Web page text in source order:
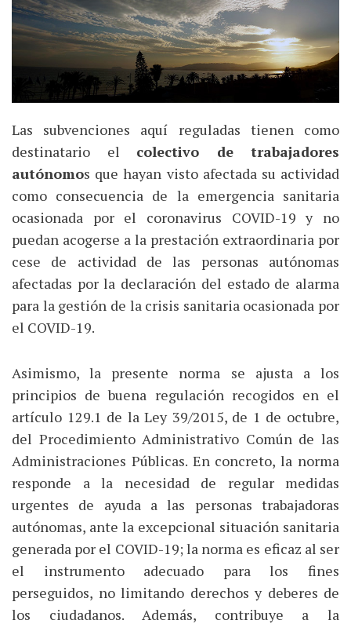
Las subvenciones aquí reguladas tienen como
destinatario el colectivo de trabajadores
autónomos que hayan visto afectada su actividad
como consecuencia de la emergencia sanitaria
ocasionada por el coronavirus COVID-19 y no
puedan acogerse a la prestación extraordinaria por
cese de actividad de las personas autónomas
afectadas por la declaración del estado de alarma
para la gestión de la crisis sanitaria ocasionada por
el COVID-19.
Asimismo, la presente norma se ajusta a los
principios de buena regulación recogidos en el
artículo 129.1 de la Ley 39/2015, de 1 de octubre,
del Procedimiento Administrativo Común de las
Administraciones Públicas. En concreto, la norma
responde a la necesidad de regular medidas
urgentes de ayuda a las personas trabajadoras
autónomas, ante la excepcional situación sanitaria
generada por el COVID-19; la norma es eficaz al ser
el instrumento adecuado para los fines
perseguidos, no limitando derechos y deberes de
los ciudadanos. Además, contribuye a la